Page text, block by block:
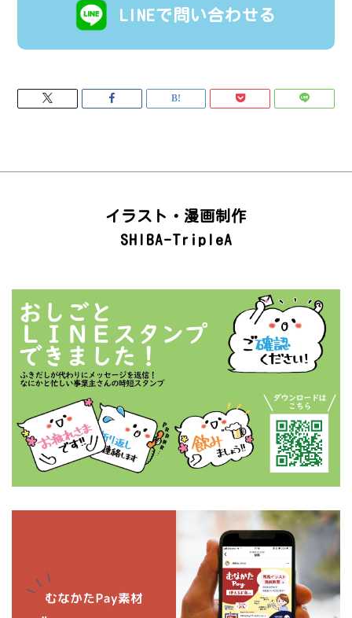
LINEで問い合わせる
イラスト・漫画制作
SHIBA-TripleA